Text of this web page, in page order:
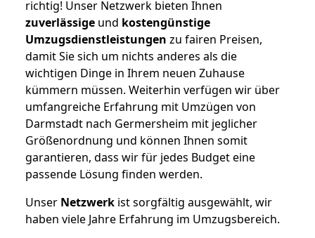
richtig! Unser Netzwerk bieten Ihnen
zuverlässige und kostengünstige
Umzugsdienstleistungen zu fairen Preisen,
damit Sie sich um nichts anderes als die
wichtigen Dinge in Ihrem neuen Zuhause
kümmern müssen. Weiterhin verfügen wir über
umfangreiche Erfahrung mit Umzügen von
Darmstadt nach Germersheim mit jeglicher
Größenordnung und können Ihnen somit
garantieren, dass wir für jedes Budget eine
passende Lösung finden werden.
Unser Netzwerk ist sorgfältig ausgewählt, wir
haben viele Jahre Erfahrung im Umzugsbereich.